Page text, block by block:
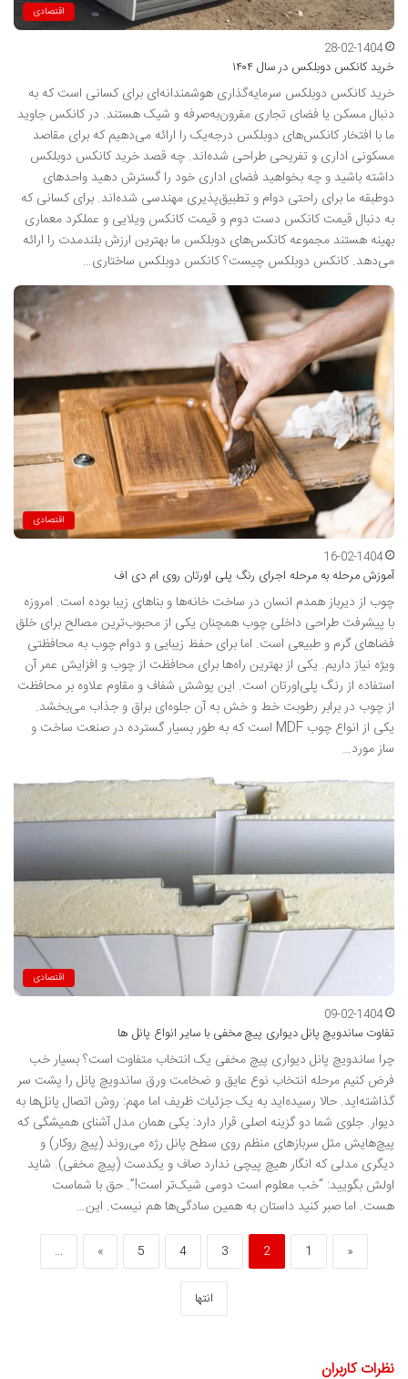
اقتصادی
28-02-1404
خرید کانکس دوبلکس در سال ۱۴۰۴
خرید کانکس دوبلکس سرمایه‌گذاری هوشمندانه‌ای برای کسانی است که به
دنبال مسکن یا فضای تجاری مقرون‌به‌صرفه و شیک هستند. در کانکس جاوید
ما با افتخار کانکس‌های دوبلکس درجه‌یک را ارائه می‌دهیم که برای مقاصد
مسکونی اداری و تفریحی طراحی شده‌اند. چه قصد خرید کانکس دوبلکس
داشته باشید و چه بخواهید فضای اداری خود را گسترش دهید واحدهای
دوطبقه ما برای راحتی دوام و تطبیق‌پذیری مهندسی شده‌اند. برای کسانی که
به دنبال قیمت کانکس دست دوم و قیمت کانکس ویلایی و عملکرد معماری
بهینه هستند مجموعه کانکس‌های دوبلکس ما بهترین ارزش بلندمدت را ارائه
می‌دهد. کانکس دوبلکس چیست؟ کانکس دوبلکس ساختاری…
اقتصادی
16-02-1404
آموزش مرحله به مرحله اجرای رنگ پلی اورتان روی ام دی اف
چوب از دیرباز همدم انسان در ساخت خانه‌ها و بناهای زیبا بوده است. امروزه
با پیشرفت طراحی داخلی چوب همچنان یکی از محبوب‌ترین مصالح برای خلق
فضاهای گرم و طبیعی است. اما برای حفظ زیبایی و دوام چوب به محافظتی
ویژه نیاز داریم. یکی از بهترین راه‌ها برای محافظت از چوب و افزایش عمر آن
استفاده از رنگ پلی‌اورتان است. این پوشش شفاف و مقاوم علاوه بر محافظت
از چوب در برابر رطوبت خط و خش به آن جلوه‌ای براق و جذاب می‌بخشد.
یکی از انواع چوب MDF است که به طور بسیار گسترده در صنعت ساخت و
ساز مورد…
اقتصادی
09-02-1404
تفاوت ساندویچ پانل دیواری پیچ مخفی با سایر انواع پانل ها
چرا ساندویچ پانل دیواری پیچ مخفی یک انتخاب متفاوت است؟ بسیار خب
فرض کنیم مرحله انتخاب نوع عایق و ضخامت ورق ساندویچ پانل را پشت سر
گذاشته‌اید. حالا رسیده‌اید به یک جزئیات ظریف اما مهم: روش اتصال پانل‌ها به
دیوار. جلوی شما دو گزینه اصلی قرار دارد: یکی همان مدل آشنای همیشگی که
پیچ‌هایش مثل سربازهای منظم روی سطح پانل رژه می‌روند (پیچ روکار) و
دیگری مدلی که انگار هیچ پیچی ندارد صاف و یکدست (پیچ مخفی). شاید
اولش بگویید: “خب معلوم است دومی شیک‌تر است!”. حق با شماست
هست. اما صبر کنید داستان به همین سادگی‌ها هم نیست. این…
«
1
2
3
4
5
»
...
انتها
نظرات کاربران